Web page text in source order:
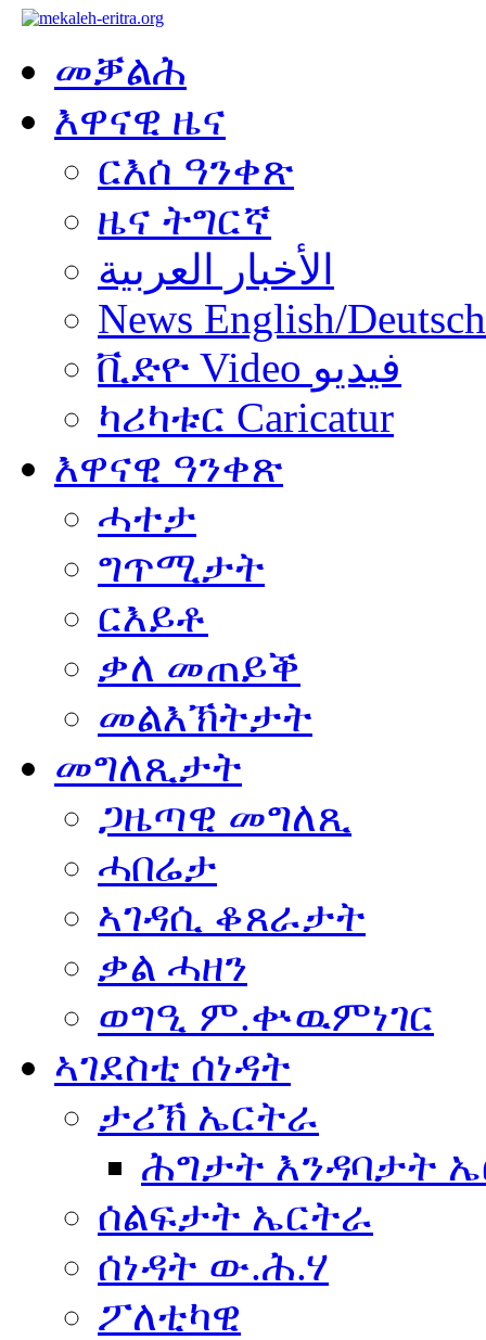
መቓልሕ
እዋናዊ ዜና
ርእሰ ዓንቀጽ
ዜና ትግርኛ
الأخبار العربية
News English/Deutsch
ቪድዮ Video فيديو
ካሪካቱር Caricatur
እዋናዊ ዓንቀጽ
ሓተታ
ግጥሚታት
ርእይቶ
ቃለ መጠይቕ
መልእኽትታት
መግለጺታት
ጋዜጣዊ መግለጺ
ሓበሬታ
ኣገዳሲ ቆጸራታት
ቃል ሓዘን
ወግዒ ም.ቍዉምነገር
ኣገደስቲ ሰነዳት
ታሪኽ ኤርትራ
ሕግታት እንዳባታት
ሰልፍታት ኤርትራ
ሰነዳት ው.ሕ.ሃ
ፖለቲካዊ